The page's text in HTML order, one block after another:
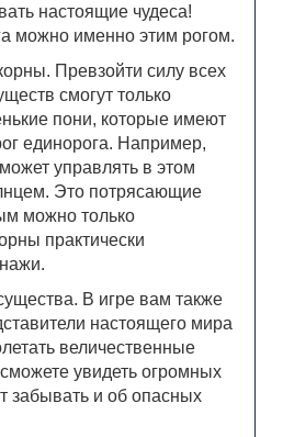
настоящие чудеса!
можно именно этим рогом.
Превзойти силу всех
смогут только
пони, которые имеют
единорога. Например,
управлять в этом
Это потрясающие
можно только
практически
В игре вам также
настоящего мира
величественные
увидеть огромных
забывать и об опасных